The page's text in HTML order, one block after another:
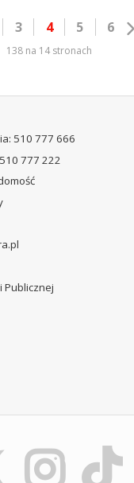
3 4 5 6
138 na 14 stronach
510 777 666
777 222
Publicznej